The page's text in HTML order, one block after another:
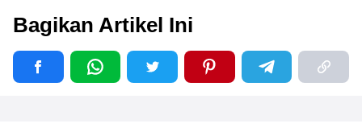
Bagikan Artikel Ini